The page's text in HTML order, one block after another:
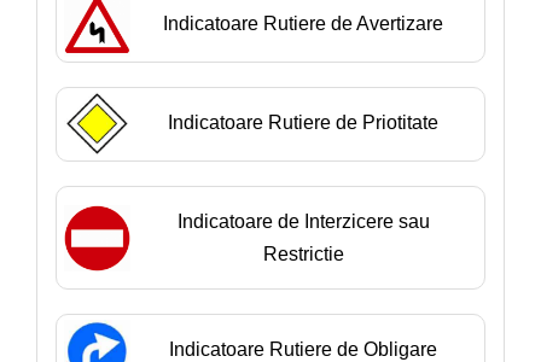
Indicatoare Rutiere de Avertizare
Indicatoare Rutiere de Priotitate
Indicatoare de Interzicere sau
Restrictie
Indicatoare Rutiere de Obligare